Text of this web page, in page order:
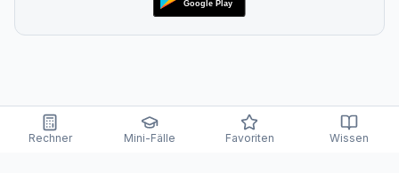
Rechner Mini-Fälle Favoriten Wissen